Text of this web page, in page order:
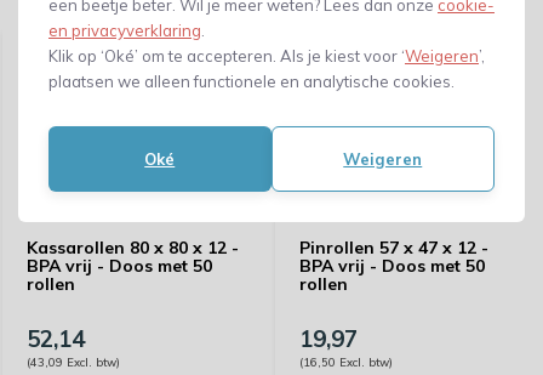
een beetje beter. Wil je meer weten? Lees dan onze cookie-
en privacyverklaring
Klik op ‘Oké’ om te accepteren. Als je kiest voor ‘Weigeren’,
plaatsen we alleen functionele en analytische cookies.
Oké Weigeren
Kassarollen 80 x 80 x 12 -
BPA vrij - Doos met 50
rollen
52,14
(43,09 Excl. btw)
Pinrollen 57 x 47 x 12 -
BPA vrij - Doos met 50
rollen
19,97
(16,50 Excl. btw)